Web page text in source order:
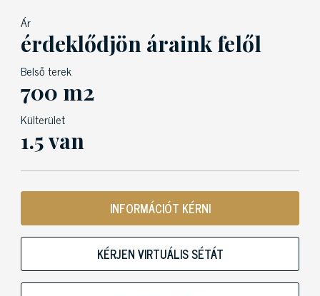
Ár
érdeklődjön áraink felől
Belső terek
700 m2
Külterület
1.5 van
INFORMÁCIÓT KÉRNI
KÉRJEN VIRTUÁLIS SÉTÁT